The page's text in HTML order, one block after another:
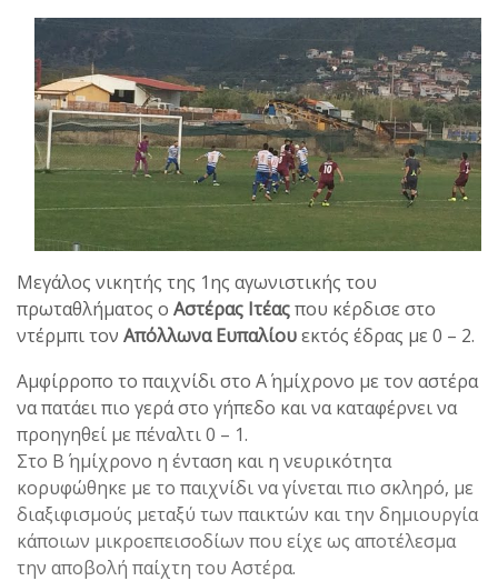
Μεγάλος νικητής της 1ης αγωνιστικής του
πρωταθλήματος ο Αστέρας Ιτέαςπου κέρδισε στο
ντέρμπι τον Απόλλωνα Ευπαλίουεκτός έδρας με 0 – 2.
Αμφίρροπο το παιχνίδι στο Α΄ ημίχρονο με τον αστέρα
να πατάει πιο γερά στο γήπεδο και να καταφέρνει να
προηγηθεί με πέναλτι 0 – 1.
Στο Β΄ ημίχρονο η ένταση και η νευρικότητα
κορυφώθηκε με το παιχνίδι να γίνεται πιο σκληρό, με
διαξιφισμούς μεταξύ των παικτών και την δημιουργία
κάποιων μικροεπεισοδίων που είχε ως αποτέλεσμα
την αποβολή παίχτη του Αστέρα.